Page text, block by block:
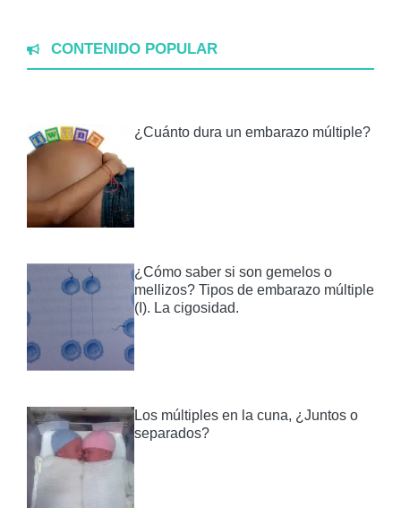
CONTENIDO POPULAR
¿Cuánto dura un embarazo múltiple?
¿Cómo saber si son gemelos o
mellizos? Tipos de embarazo múltiple
(I). La cigosidad.
Los múltiples en la cuna, ¿Juntos o
separados?